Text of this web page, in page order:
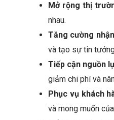
Mở rộng thị
nhau.
Tăng cường
và tạo sự tin
Tiếp cận nguồn
giảm chi phí và
Phục vụ khách
và mong muốn